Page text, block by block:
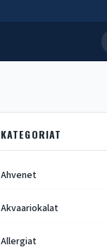
KATEGORIAT
Ahvenet
Akvaariokalat
Allergiat